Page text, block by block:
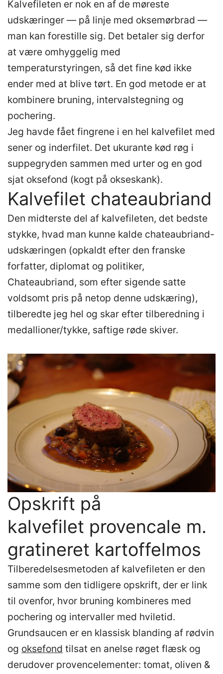
Kalvefileten er nok en af de møreste
udskæringer — på linje med oksemørbrad —
man kan forestille sig. Det betaler sig derfor
at være omhyggelig med
temperaturstyringen, så det fine kød ikke
ender med at blive tørt. En god metode er at
kombinere bruning, intervalstegning og
pochering.
Jeg havde fået fingrene i en hel kalvefilet med
sener og inderfilet. Det ukurante kød røg i
suppegryden sammen med urter og en god
sjat oksefond (kogt på okseskank).
Kalvefilet chateaubriand
Den midterste del af kalvefileten, det bedste
stykke, hvad man kunne kalde chateaubriand-
udskæringen (opkaldt efter den franske
forfatter, diplomat og politiker,
Chateaubriand, som efter sigende satte
voldsomt pris på netop denne udskæring),
tilberedte jeg hel og skar efter tilberedning i
medallioner/tykke, saftige røde skiver.
Opskrift på
kalvefilet provencale m.
gratineret kartoffelmos
Tilberedelsesmetoden af kalvefileten er den
samme som den tidligere opskrift, der er link
til ovenfor, hvor bruning kombineres med
pochering og intervaller med hviletid.
Grundsaucen er en klassisk blanding af rødvin
og oksefond tilsat en anelse røget flæsk og
derudover provencelementer: tomat, oliven &